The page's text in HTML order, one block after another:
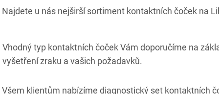
Všem klientům nabízíme diagnostický set kontaktních
Najdete u nás nejširší sortiment kontaktních čoček na
Vhodný typ kontaktních čoček Vám doporučíme na
vyšetření zraku a vašich požadavků.